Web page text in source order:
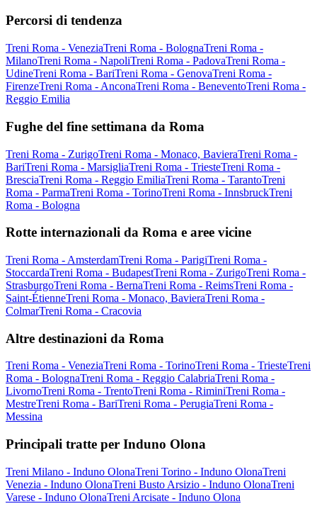
Percorsi di tendenza
Treni Roma - VeneziaTreni Roma - BolognaTreni Roma -
MilanoTreni Roma - NapoliTreni Roma - PadovaTreni Roma -
UdineTreni Roma - BariTreni Roma - GenovaTreni Roma -
FirenzeTreni Roma - AnconaTreni Roma - BeneventoTreni Roma -
Reggio Emilia
Fughe del fine settimana da Roma
Treni Roma - ZurigoTreni Roma - Monaco, BavieraTreni Roma -
BariTreni Roma - MarsigliaTreni Roma - TriesteTreni Roma -
BresciaTreni Roma - Reggio EmiliaTreni Roma - TarantoTreni
Roma - ParmaTreni Roma - TorinoTreni Roma - InnsbruckTreni
Roma - Bologna
Rotte internazionali da Roma e aree vicine
Treni Roma - AmsterdamTreni Roma - ParigiTreni Roma -
StoccardaTreni Roma - BudapestTreni Roma - ZurigoTreni Roma -
StrasburgoTreni Roma - BernaTreni Roma - ReimsTreni Roma -
Saint-ÉtienneTreni Roma - Monaco, BavieraTreni Roma -
ColmarTreni Roma - Cracovia
Altre destinazioni da Roma
Treni Roma - VeneziaTreni Roma - TorinoTreni Roma - TriesteTreni
Roma - BolognaTreni Roma - Reggio CalabriaTreni Roma -
LivornoTreni Roma - TrentoTreni Roma - RiminiTreni Roma -
MestreTreni Roma - BariTreni Roma - PerugiaTreni Roma -
Messina
Principali tratte per Induno Olona
Treni Milano - Induno OlonaTreni Torino - Induno OlonaTreni
Venezia - Induno OlonaTreni Busto Arsizio - Induno OlonaTreni
Varese - Induno OlonaTreni Arcisate - Induno Olona